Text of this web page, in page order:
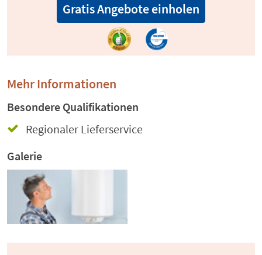
Gratis Angebote einholen
Mehr Informationen
Besondere Qualifikationen
Regionaler Lieferservice
Galerie